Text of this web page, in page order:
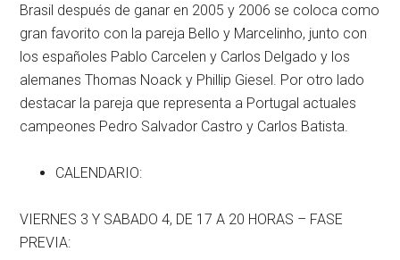
Brasil después de ganar en 2005 y 2006 se coloca como
gran favorito con la pareja Bello y Marcelinho, junto con
los españoles Pablo Carcelen y Carlos Delgado y los
alemanes Thomas Noack y Phillip Giesel. Por otro lado
destacar la pareja que representa a Portugal actuales
campeones Pedro Salvador Castro y Carlos Batista.
CALENDARIO:
VIERNES 3 Y SABADO 4, DE 17 A 20 HORAS – FASE
PREVIA: